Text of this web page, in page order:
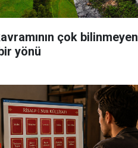
çok bilinmeyen
yönü